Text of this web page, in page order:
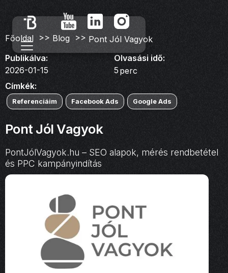
Főoldal >> Blog >> Pont Jól Vagyok
Publikálva:
2026-01-15
Olvasási idő:
5perc
Címkék:
Referenciáim Facebook Ads Google Ads
Pont Jól Vagyok
PontJólVagyok.hu – SEO alapok, mérés rendbetétel
és PPC kampányindítás